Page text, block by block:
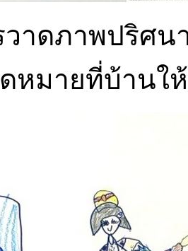
าดภาพปริศน
หมายที่บ้านให้